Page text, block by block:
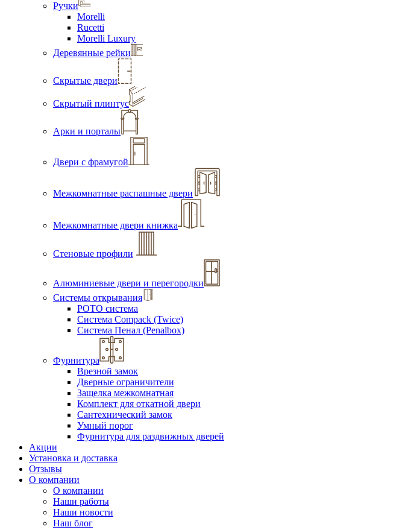
Ручки
Morelli
Rucetti
Morelli Luxury
Деревянные рейки
Скрытые двери
Скрытый плинтус
Арки и порталы
Двери с фрамугой
Межкомнатные распашные двери
Межкомнатные двери книжка
Стеновые профили
Алюминиевые двери и перегородки
Системы открывания
РОТО система
Система Compack (Twice)
Система Пенал (Penalbox)
Фурнитура
Врезной замок
Дверные ограничители
Защелка межкомнатная
Комплект для откатной двери
Сантехнический замок
Умный порог
Фурнитура для раздвижных дверей
Акции
Установка и доставка
Отзывы
О компании
О компании
Наши работы
Наши новости
Наш блог